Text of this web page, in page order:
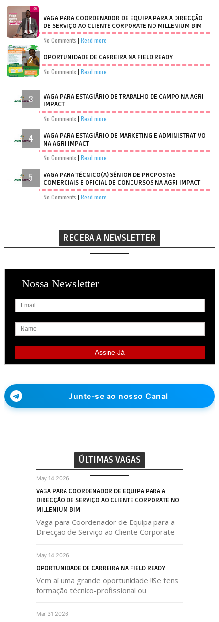
VAGA PARA COORDENADOR DE EQUIPA PARA A DIRECÇÃO
DE SERVIÇO AO CLIENTE CORPORATE NO MILLENIUM BIM
No Comments | Read more
OPORTUNIDADE DE CARREIRA NA FIELD READY
No Comments | Read more
VAGA PARA ESTAGIÁRIO DE TRABALHO DE CAMPO NA AGRI
IMPACT
No Comments | Read more
VAGA PARA ESTAGIÁRIO DE MARKETING E ADMINISTRATIVO
NA AGRI IMPACT
No Comments | Read more
VAGA PARA TÉCNICO(A) SÉNIOR DE PROPOSTAS
COMERCIAIS E OFICIAL DE CONCURSOS NA AGRI IMPACT
No Comments | Read more
RECEBA A NEWSLETTER
Nossa Newsletter
Junte-se ao nosso Canal
ÚLTIMAS VAGAS
May 14 2026
VAGA PARA COORDENADOR DE EQUIPA PARA A
DIRECÇÃO DE SERVIÇO AO CLIENTE CORPORATE NO
MILLENIUM BIM
Vaga para Coordenador de Equipa para a
Direcção de Serviço ao Cliente Corporate
May 14 2026
OPORTUNIDADE DE CARREIRA NA FIELD READY
Vem aí uma grande oportunidade !!Se tens
formação técnico-profissional ou
Mar 31 2026